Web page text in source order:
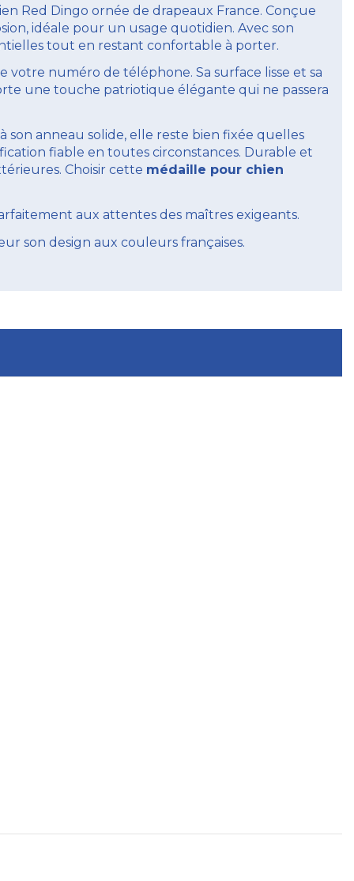
Red Dingo ornée de drapeaux France. Conçue
idéale pour un usage quotidien. Avec son
tout en restant confortable à porter.
numéro de téléphone. Sa surface lisse et sa
une touche patriotique élégante qui ne passera
son anneau solide, elle reste bien fixée quelles
fiable en toutes circonstances. Durable et
Choisir cette médaille pour chien
aux attentes des maîtres exigeants.
son design aux couleurs françaises.